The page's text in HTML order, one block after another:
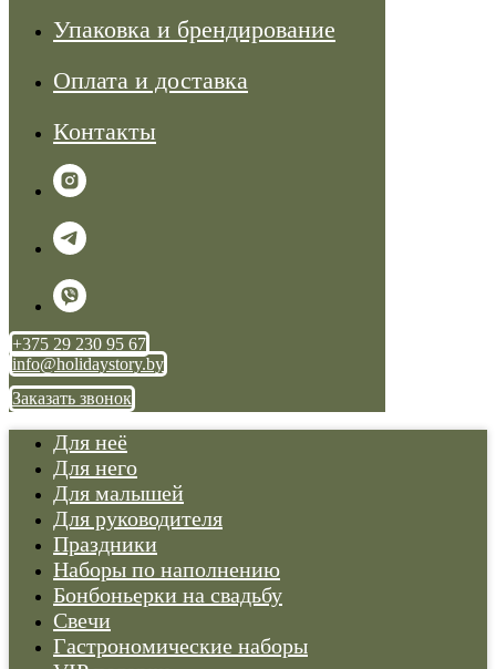
Упаковка и брендирование
Оплата и доставка
Контакты
+375 29 230 95 67
info@holidaystory.by
Заказать звонок
Для неё
Для него
Для малышей
Для руководителя
Праздники
Наборы по наполнению
Бонбоньерки на свадьбу
Свечи
Гастрономические наборы